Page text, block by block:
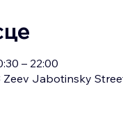
– 22:00
Jabotinsky